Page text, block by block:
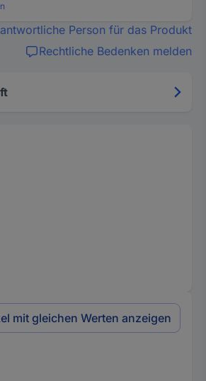
Person für das Produkt
Rechtliche Bedenken melden
mit gleichen Werten anzeigen